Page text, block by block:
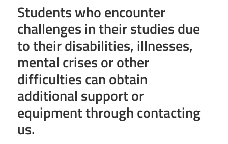
Students who encounter
challenges in their studies due
to their disabilities, illnesses,
mental crises or other
difficulties can obtain
additional support or
equipment through contacting
us.